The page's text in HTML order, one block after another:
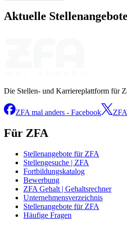
Aktuelle
Die Stellen- und Karriereplattform für
ZFA mal anders - Facebook
Für ZFA
Stellenangebote für ZFA
Stellengesuche | ZFA
Fortbildungskatalog
Bewerbung
ZFA Gehalt | Gehaltsrechner
Unternehmensverzeichnis
Stellenangebote für ZFA
Häufige Fragen